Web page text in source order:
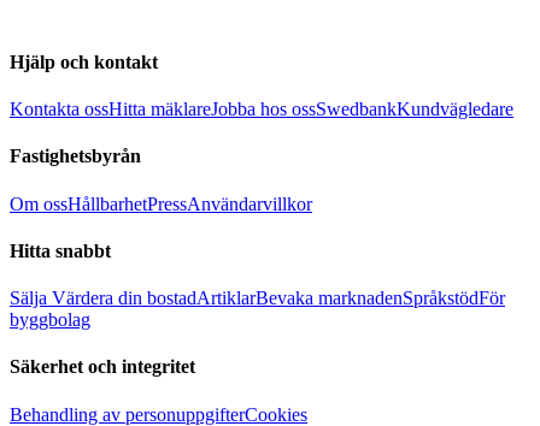
Hjälp och kontakt
Kontakta ossHitta mäklareJobba hos ossSwedbankKundvägledare
Fastighetsbyrån
Om ossHållbarhetPressAnvändarvillkor
Hitta snabbt
Sälja Värdera din bostadArtiklarBevaka marknadenSpråkstödFör
byggbolag
Säkerhet och integritet
Behandling av personuppgifterCookies